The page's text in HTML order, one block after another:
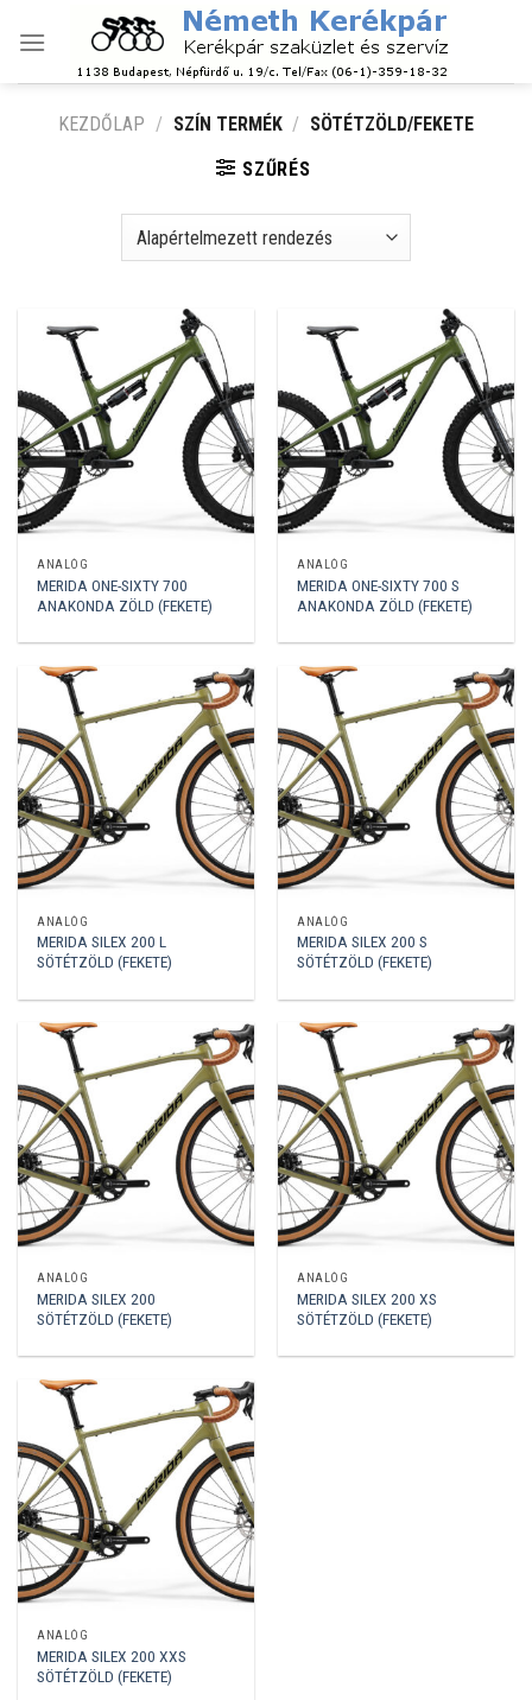
KEZDŐLAP / SZÍN TERMÉK / SÖTÉTZÖLD/FEKETE
SZŰRÉS
ANALÓG
MERIDA ONE-SIXTY 700
ANAKONDA ZÖLD (FEKETE)
ANALÓG
MERIDA ONE-SIXTY 700 S
ANAKONDA ZÖLD (FEKETE)
ANALÓG
MERIDA SILEX 200 L
SÖTÉTZÖLD (FEKETE)
ANALÓG
MERIDA SILEX 200 S
SÖTÉTZÖLD (FEKETE)
ANALÓG
MERIDA SILEX 200
SÖTÉTZÖLD (FEKETE)
ANALÓG
MERIDA SILEX 200 XS
SÖTÉTZÖLD (FEKETE)
ANALÓG
MERIDA SILEX 200 XXS
SÖTÉTZÖLD (FEKETE)